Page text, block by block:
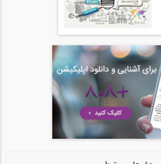
آمادگی آزمون بین المللی FE و PE قسمت...
آمادگی آزمون بین المللی FE و PE قسمت...